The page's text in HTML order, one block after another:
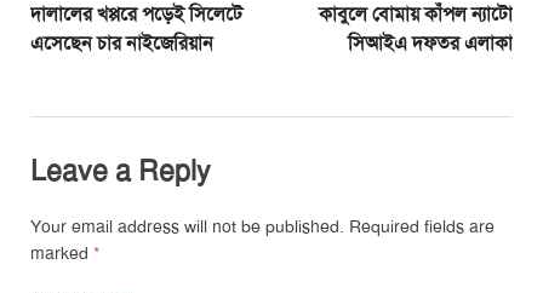
দালালের খপ্পরে পড়েই সিলেটে
এসেছেন চার নাইজেরিয়ান
কাবুলে বোমায় কাঁপল ন্যাটো
সিআইএ দফতর এলাকা
Leave a Reply
Your email address will not be published. Required fields are
marked *